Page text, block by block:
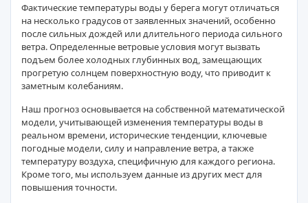
Фактические температуры воды у берега могут отличаться
на несколько градусов от заявленных значений, особенно
после сильных дождей или длительного периода сильного
ветра. Определенные ветровые условия могут вызвать
подъем более холодных глубинных вод, замещающих
прогретую солнцем поверхностную воду, что приводит к
заметным колебаниям.
Наш прогноз основывается на собственной математической
модели, учитывающей изменения температуры воды в
реальном времени, исторические тенденции, ключевые
погодные модели, силу и направление ветра, а также
температуру воздуха, специфичную для каждого региона.
Кроме того, мы используем данные из других мест для
повышения точности.